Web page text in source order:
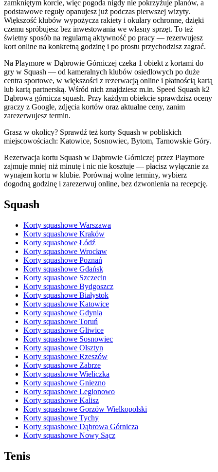
zamkniętym korcie, więc pogoda nigdy nie pokrzyżuje planów, a
podstawowe reguły opanujesz już podczas pierwszej wizyty.
Większość klubów wypożycza rakiety i okulary ochronne, dzięki
czemu spróbujesz bez inwestowania we własny sprzęt. To też
świetny sposób na regularną aktywność po pracy — rezerwujesz
kort online na konkretną godzinę i po prostu przychodzisz zagrać.
Na Playmore w Dąbrowie Górniczej czeka 1 obiekt z kortami do
gry w Squash — od kameralnych klubów osiedlowych po duże
centra sportowe, w większości z rezerwacją online i płatnością kartą
lub kartą partnerską. Wśród nich znajdziesz m.in. Speed Squash k2
Dąbrowa górnicza squash. Przy każdym obiekcie sprawdzisz oceny
graczy z Google, zdjęcia kortów oraz aktualne ceny, zanim
zarezerwujesz termin.
Grasz w okolicy? Sprawdź też korty Squash w pobliskich
miejscowościach: Katowice, Sosnowiec, Bytom, Tarnowskie Góry.
Rezerwacja kortu Squash w Dąbrowie Górniczej przez Playmore
zajmuje mniej niż minutę i nic nie kosztuje — płacisz wyłącznie za
wynajem kortu w klubie. Porównaj wolne terminy, wybierz
dogodną godzinę i zarezerwuj online, bez dzwonienia na recepcję.
Squash
Korty squashowe Warszawa
Korty squashowe Kraków
Korty squashowe Łódź
Korty squashowe Wrocław
Korty squashowe Poznań
Korty squashowe Gdańsk
Korty squashowe Szczecin
Korty squashowe Bydgoszcz
Korty squashowe Białystok
Korty squashowe Katowice
Korty squashowe Gdynia
Korty squashowe Toruń
Korty squashowe Gliwice
Korty squashowe Sosnowiec
Korty squashowe Olsztyn
Korty squashowe Rzeszów
Korty squashowe Zabrze
Korty squashowe Wieliczka
Korty squashowe Gniezno
Korty squashowe Legionowo
Korty squashowe Kalisz
Korty squashowe Gorzów Wielkopolski
Korty squashowe Tychy
Korty squashowe Dąbrowa Górnicza
Korty squashowe Nowy Sącz
Tenis